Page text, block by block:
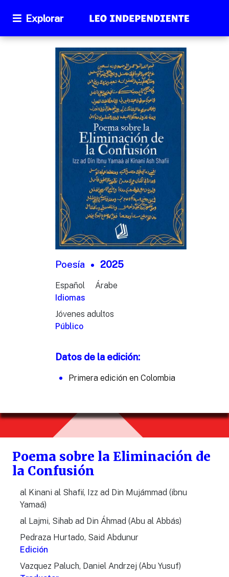
Explorar
Poesía 2025
Español
Árabe
Idiomas
Jóvenes adultos
Público
Datos de la edición:
Primera edición en Colombia
Poema sobre la Eliminación de
la Confusión
al Kinani al Shafií, Izz ad Din Mujámmad (ibnu
Yamaá)
al Lajmi, Sihab ad Din Áhmad (Abu al Abbás)
Pedraza Hurtado, Said Abdunur
Edición
Vazquez Paluch, Daniel Andrzej (Abu Yusuf)